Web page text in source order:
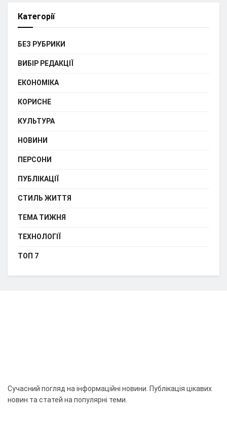
Категорії
БЕЗ РУБРИКИ
ВИБІР РЕДАКЦІЇ
ЕКОНОМІКА
КОРИСНЕ
КУЛЬТУРА
НОВИНИ
ПЕРСОНИ
ПУБЛІКАЦІЇ
СТИЛЬ ЖИТТЯ
ТЕМА ТИЖНЯ
ТЕХНОЛОГІЇ
ТОП 7
Сучасний погляд на інформаційні новини. Публікація цікавих
новин та статей на популярні теми.